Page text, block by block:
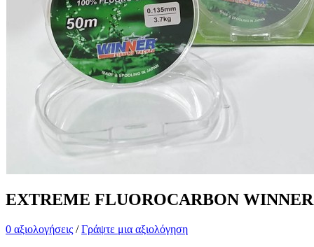
EXTREME FLUOROCARBON
0 αξιολογήσεις /Γράψτε μια αξιολόγηση